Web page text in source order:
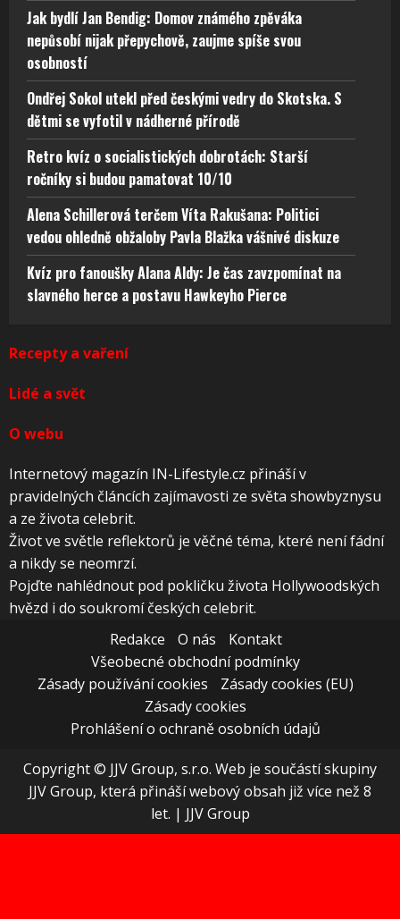
Jak bydlí Jan Bendig: Domov známého zpěváka
nepůsobí nijak přepychově, zaujme spíše svou
osobností
Ondřej Sokol utekl před českými vedry do Skotska. S
dětmi se vyfotil v nádherné přírodě
Retro kvíz o socialistických dobrotách: Starší
ročníky si budou pamatovat 10/10
Alena Schillerová terčem Víta Rakušana: Politici
vedou ohledně obžaloby Pavla Blažka vášnivé diskuze
Kvíz pro fanoušky Alana Aldy: Je čas zavzpomínat na
slavného herce a postavu Hawkeyho Pierce
Recepty a vaření
Lidé a svět
O webu
Internetový magazín IN-Lifestyle.cz přináší v
pravidelných článcích zajímavosti ze světa showbyznysu
a ze života celebrit.
Život ve světle reflektorů je věčné téma, které není fádní
a nikdy se neomrzí.
Pojďte nahlédnout pod pokličku života Hollywoodských
hvězd i do soukromí českých celebrit.
Redakce
O nás
Kontakt
Všeobecné obchodní podmínky
Zásady používání cookies
Zásady cookies (EU)
Zásady cookies
Prohlášení o ochraně osobních údajů
Copyright © JJV Group, s.r.o. Web je součástí skupiny
JJV Group, která přináší webový obsah již více než 8
let. | JJV Group